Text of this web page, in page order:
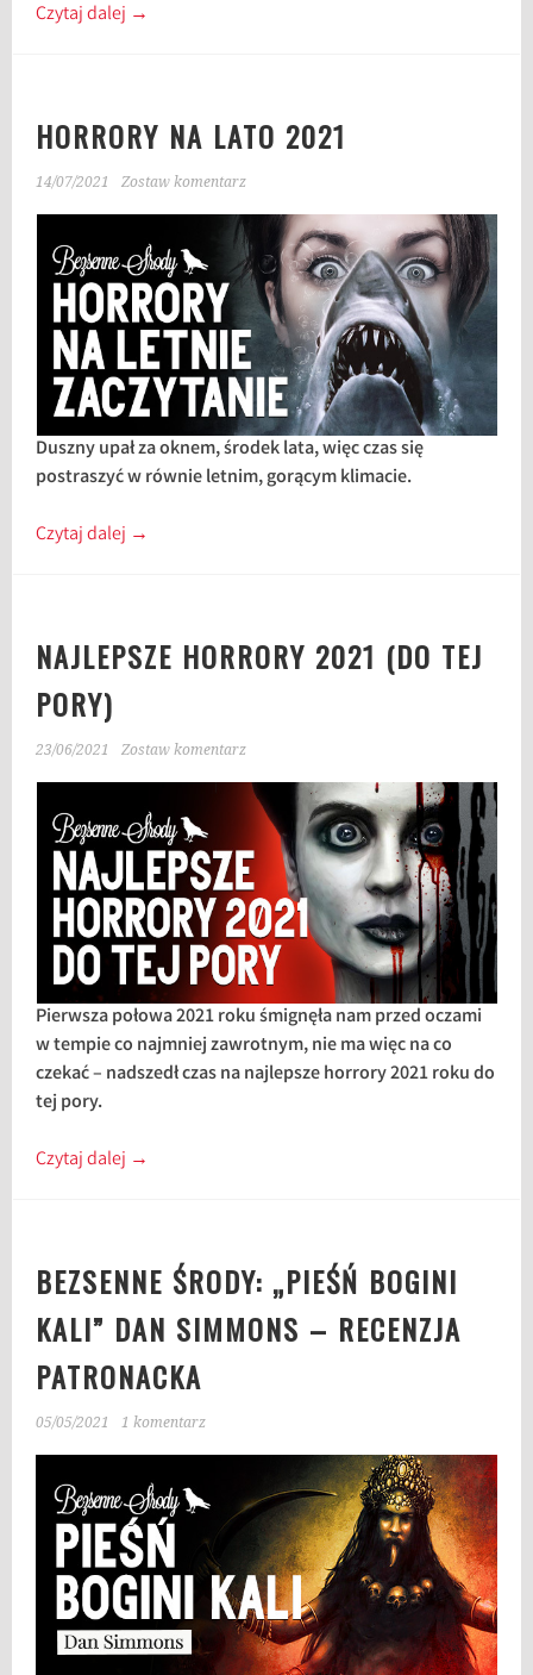
Czytaj dalej →
HORRORY NA LATO 2021
14/07/2021 Zostaw komentarz
Duszny upał za oknem, środek lata, więc czas się
postraszyć w równie letnim, gorącym klimacie.
Czytaj dalej →
NAJLEPSZE HORRORY 2021 (DO TEJ
PORY)
23/06/2021 Zostaw komentarz
Pierwsza połowa 2021 roku śmignęła nam przed oczami
w tempie co najmniej zawrotnym, nie ma więc na co
czekać – nadszedł czas na najlepsze horrory 2021 roku do
tej pory.
Czytaj dalej →
BEZSENNE ŚRODY: „PIEŚŃ BOGINI
KALI” DAN SIMMONS – RECENZJA
PATRONACKA
05/05/2021 1 komentarz